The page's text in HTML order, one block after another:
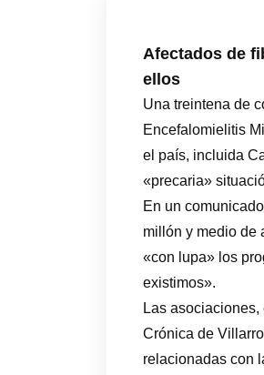
Afectados de
ellos
Una treintena de
Encefalomielitis
el país, incluida
«precaria»
En un
millón y medio de
«con lupa» los
existimos».
Las
Crónica de
relacionadas con